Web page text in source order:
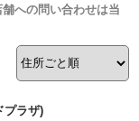
への問い合わせは当
プラザ)